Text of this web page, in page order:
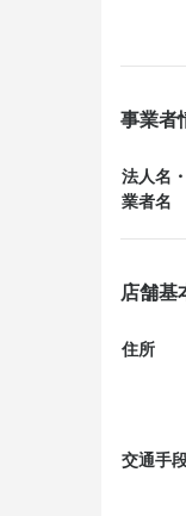
お腹の
あまり
前菜の
お肉は
レアの
食べら
パンは
これで
事業者
法人名
業者名
店舗基
住所
交通手